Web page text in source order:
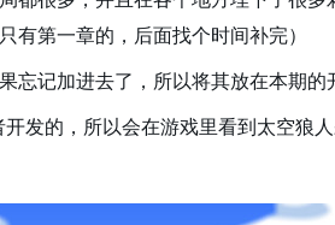
有第一章的，后面找个时间补完）
忘记加进去了，所以将其放在本期的
发的，所以会在游戏里看到太空狼